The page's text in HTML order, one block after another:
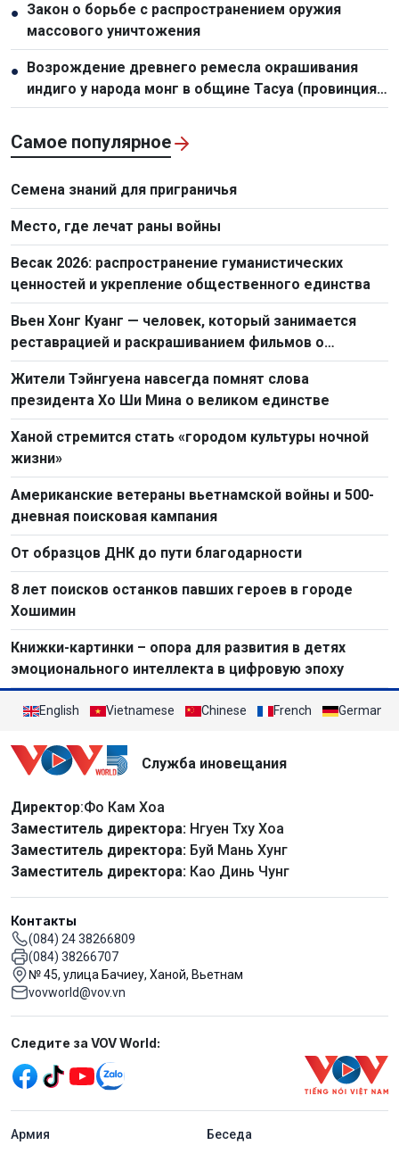
● Закон о борьбе с распространением оружия
массового уничтожения
● Возрождение древнего ремесла окрашивания
индиго у народа монг в общине Тасуа (провинция
Шонла)
Самое популярное
Семена знаний для приграничья
Место, где лечат раны войны
Весак 2026: распространение гуманистических
ценностей и укрепление общественного единства
Вьен Хонг Куанг — человек, который занимается
реставрацией и раскрашиванием фильмов о
Президенте Хо Ши Мине
Жители Тэйнгуена навсегда помнят слова
президента Хо Ши Мина о великом единстве
Ханой стремится стать «городом культуры ночной
жизни»
Американские ветераны вьетнамской войны и 500-
дневная поисковая кампания
От образцов ДНК до пути благодарности
8 лет поисков останков павших героев в городе
Хошимин
Книжки-картинки – опора для развития в детях
эмоционального интеллекта в цифровую эпоху
English Vietnamese Chinese French German
Служба иновещания
Директор:Фо Кам Хоа
Заместитель директора: Нгуен Тху Хоа
Заместитель директора: Буй Мань Хунг
Заместитель директора: Као Динь Чунг
Контакты
(084) 24 38266809
(084) 38266707
№ 45, улица Бачиеу, Ханой, Вьетнам
vovworld@vov.vn
Mạng xã hội
Следите за VOV World:
menu footer tiếng Nga
Aрмия Беседа